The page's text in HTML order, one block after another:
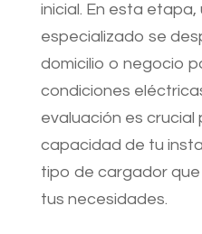
inicial. En esta etapa,
especializado se
domicilio o negocio
condiciones
evaluación es crucial
capacidad de tu
tipo de cargador
tus necesidades.